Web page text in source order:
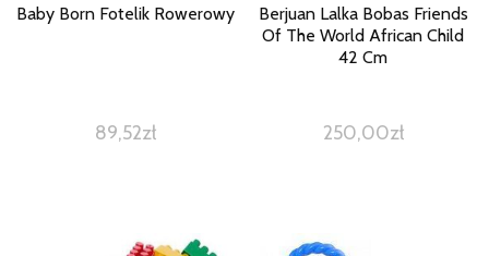
Baby Born Fotelik Rowerowy
89,52zł
Berjuan Lalka Bobas Friends
Of The World African Child
42 Cm
250,00zł